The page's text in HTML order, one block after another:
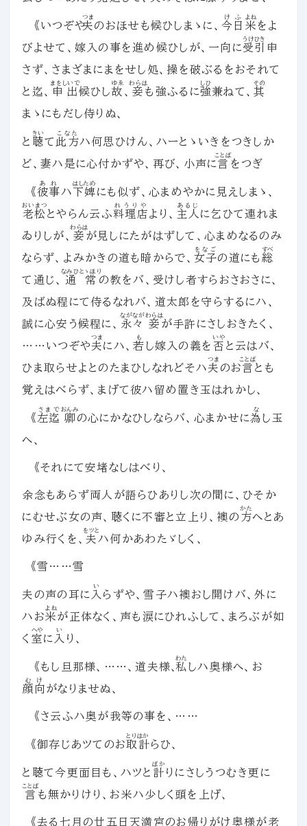
《いつぞや夫
つま
のおほせも候ひしまゝに、 今日
けふ
米
よね
をよ
びよせて、嫁入の事を進め候ひしが、一向に受引
うけひき
申
さず、さまざまにまをせし処、操を破ぶるをおそれて
と迄、
申出
まをしいで
候ひし 故
ゆゑ
、 妾
わらは
も強ふるに強
しひ
兼ねて、其
その
まゝにもだし侍りぬ、
と 聴
きい
て 此方
こなた
ハ何思ひけん、ハーとゝいきをつきしか
ど、妻ハ是に心付かずや、再び、小声に言
ことば
をつぎ
《彼事
あれ
ハ下婢
はしため
にも似ず、心まめやかに見えしまゝ、
老松
おいまつ
とやらん云ふ料理店
れうりや
より、 主人
あるじ
に乞ひて連れま
ゐりしが、 妾
わらは
が見しにたがはずして、心まめなるのみ
ならず、よみかきの道も暗からで、 女子
をなご
の道にも 総
すべ
て通じ、 通常
なみひとゝほり
の教をバ、受けし者すらおさおさに、
及ばぬ程にて侍るなれバ、道太郎を守らするにハ、
誠に心安う候程に、
永々
ながなが
妾
わらは
が手許にさしおきたく、
……いつぞや夫
つま
にハ、若
も
し嫁入の義を 否
いや
と云はバ、
ひま取らせよとのたまひしなれどそハ夫
つま
のお言
ことば
とも
覚えはべらず、まげて彼ハ留め置き玉はれかし、
《 左迄
さまで
卿
おんみ
の心にかなひしならバ、心まかせに為
な
し玉
へ、
《それにて安堵なしはべり、
余念もあらず両人が語らひありし次の間に、ひそか
にむせぶ女の声、聴くに不審と立上り、襖の 方
かた
へとあ
ゆみ行くを、夫
をツと
ハ何かあわたゞしく、
《雪……雪
夫の声の耳に 入
い
らずや、雪子ハ襖おし開けバ、外に
ハお米
よね
が正体なく、声も涙にひれふして、まろぶが如
く 室
へや
に 入
い
り、
《もし旦那様、……、道夫様、 私
わた
しハ奥様へ、お
顔向
むけ
がなりませぬ、
《さ云ふハ奥が我等の事を、……
《御存じあツてのお取計
とりはか
らひ、
と聴て今更面目も、ハツと 計
ばか
りにさしうつむき更に
言
ことば
も無かりけり、お米ハ少しく頭を上げ、
《去る七月の廿五日天満宮のお帰りがけ奥様が老